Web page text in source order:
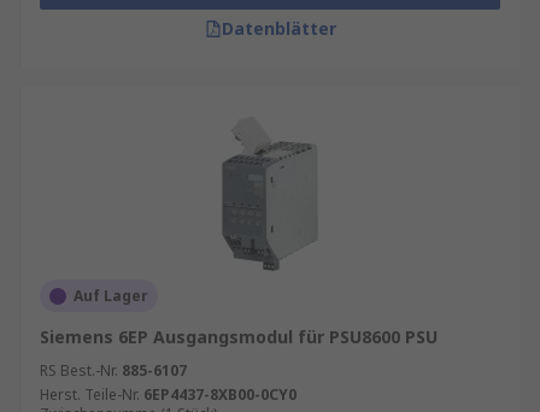
Datenblätter
Auf Lager
Siemens 6EP Ausgangsmodul für PSU8600 PSU
RS Best.-Nr. 885-6107
Herst. Teile-Nr. 6EP4437-8XB00-0CY0